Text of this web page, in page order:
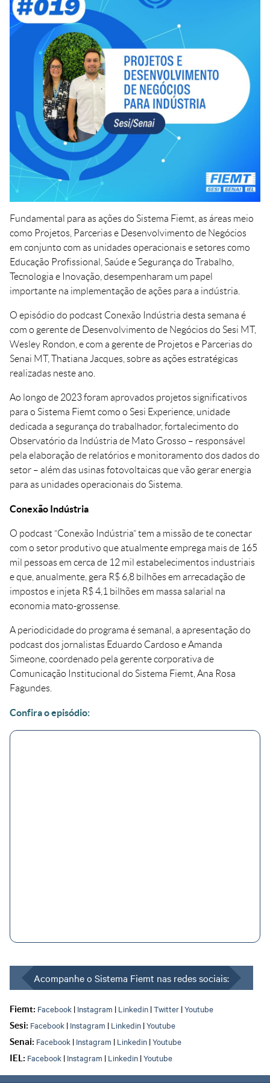
Agenda
Trabalhe Conosco
Portal do Fornecedor
Ouvidoria FIEMT
Certidões
Privacidade e Proteção
de Dados
Balanços Financeiros
Downloads
Fundamental para as ações do Sistema Fiemt, as áreas meio
como Projetos, Parcerias e Desenvolvimento de Negócios
em conjunto com as unidades operacionais e setores como
Educação Profissional, Saúde e Segurança do Trabalho,
Tecnologia e Inovação, desempenharam um papel
importante na implementação de ações para a indústria.
O episódio do podcast Conexão Indústria desta semana é
com o gerente de Desenvolvimento de Negócios do Sesi MT,
Wesley Rondon, e com a gerente de Projetos e Parcerias do
Senai MT, Thatiana Jacques, sobre as ações estratégicas
realizadas neste ano.
Ao longo de 2023 foram aprovados projetos significativos
para o Sistema Fiemt como o Sesi Experience, unidade
dedicada a segurança do trabalhador, fortalecimento do
Observatório da Indústria de Mato Grosso – responsável
pela elaboração de relatórios e monitoramento dos dados do
setor – além das usinas fotovoltaicas que vão gerar energia
para as unidades operacionais do Sistema.
Conexão Indústria
O podcast “Conexão Indústria” tem a missão de te conectar
com o setor produtivo que atualmente emprega mais de 165
mil pessoas em cerca de 12 mil estabelecimentos industriais
e que, anualmente, gera R$ 6,8 bilhões em arrecadação de
impostos e injeta R$ 4,1 bilhões em massa salarial na
economia mato-grossense.
A periodicidade do programa é semanal, a apresentação do
podcast dos jornalistas Eduardo Cardoso e Amanda
Simeone, coordenado pela gerente corporativa de
Comunicação Institucional do Sistema Fiemt, Ana Rosa
Fagundes.
Confira o episódio:
Acompanhe o Sistema Fiemt nas redes sociais:
Fiemt: Facebook | Instagram | Linkedin |Twitter |Youtube
Sesi: Facebook | Instagram | Linkedin |Youtube
Senai: Facebook | Instagram | Linkedin |Youtube
IEL: Facebook | Instagram | Linkedin |Youtube